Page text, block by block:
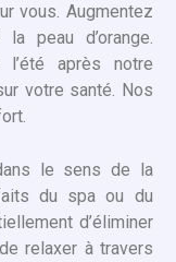
vous. Augmentez
peau d’orange.
l’été après notre
votre santé. Nos
le sens de la
du spa ou du
d’éliminer
relaxer à travers